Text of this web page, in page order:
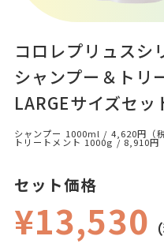
コロレプリュスシ
シャンプー＆トリ
LARGEサイズセッ
シャンプー 1000ml / 4,620円（税
トリートメント 1000g / 8,910円
セット価格
¥13,530